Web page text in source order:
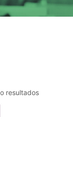
resultados